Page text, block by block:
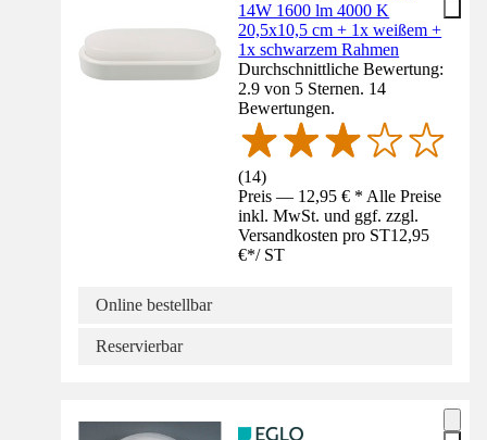
14W 1600 lm 4000 K
20,5x10,5 cm + 1x weißem +
1x schwarzem Rahmen
Durchschnittliche Bewertung:
2.9 von 5 Sternen. 14
Bewertungen.
(14)
Preis — 12,95 € * Alle Preise
inkl. MwSt. und ggf. zzgl.
Versandkosten pro ST12,95
€*/ ST
Online bestellbar
Reservierbar